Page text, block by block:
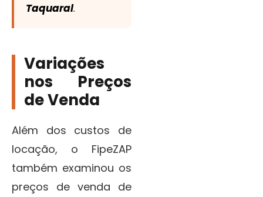
Taquaral.
Variações
nos Preços
de Venda
Além dos custos de
locação, o FipeZAP
também examinou os
preços de venda de